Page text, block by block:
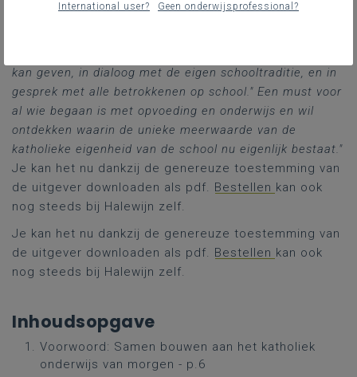
inzicht in het project van de katholieke dialoogschool
kan geven, in dialoog met de eigen schooltraditie, en in
gesprek met alle betrokkenen op school." Een must voor
al wie begaan is met opvoeding en onderwijs en wil
ontdekken waarin de unieke meerwaarde van de
katholieke eigenheid van de school nu eigenlijk bestaat."
Je kan het nu dankzij de genereuze toestemming van
de uitgever downloaden als pdf. Bestellen kan ook
nog steeds bij Halewijn zelf.
Je kan het nu dankzij de genereuze toestemming van
de uitgever downloaden als pdf. Bestellen kan ook
nog steeds bij Halewijn zelf.
Inhoudsopgave
Voorwoord: Samen bouwen aan het katholiek
onderwijs van morgen - p.6
International user? Geen onderwijsprofessional?